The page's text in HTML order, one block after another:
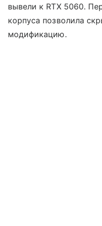
вывели к RTX 5060.
корпуса позволила
модификацию.